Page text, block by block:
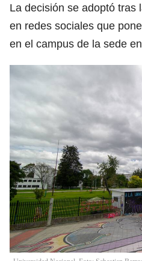
La decisión se adoptó tras
en redes sociales que
en el campus de la sede